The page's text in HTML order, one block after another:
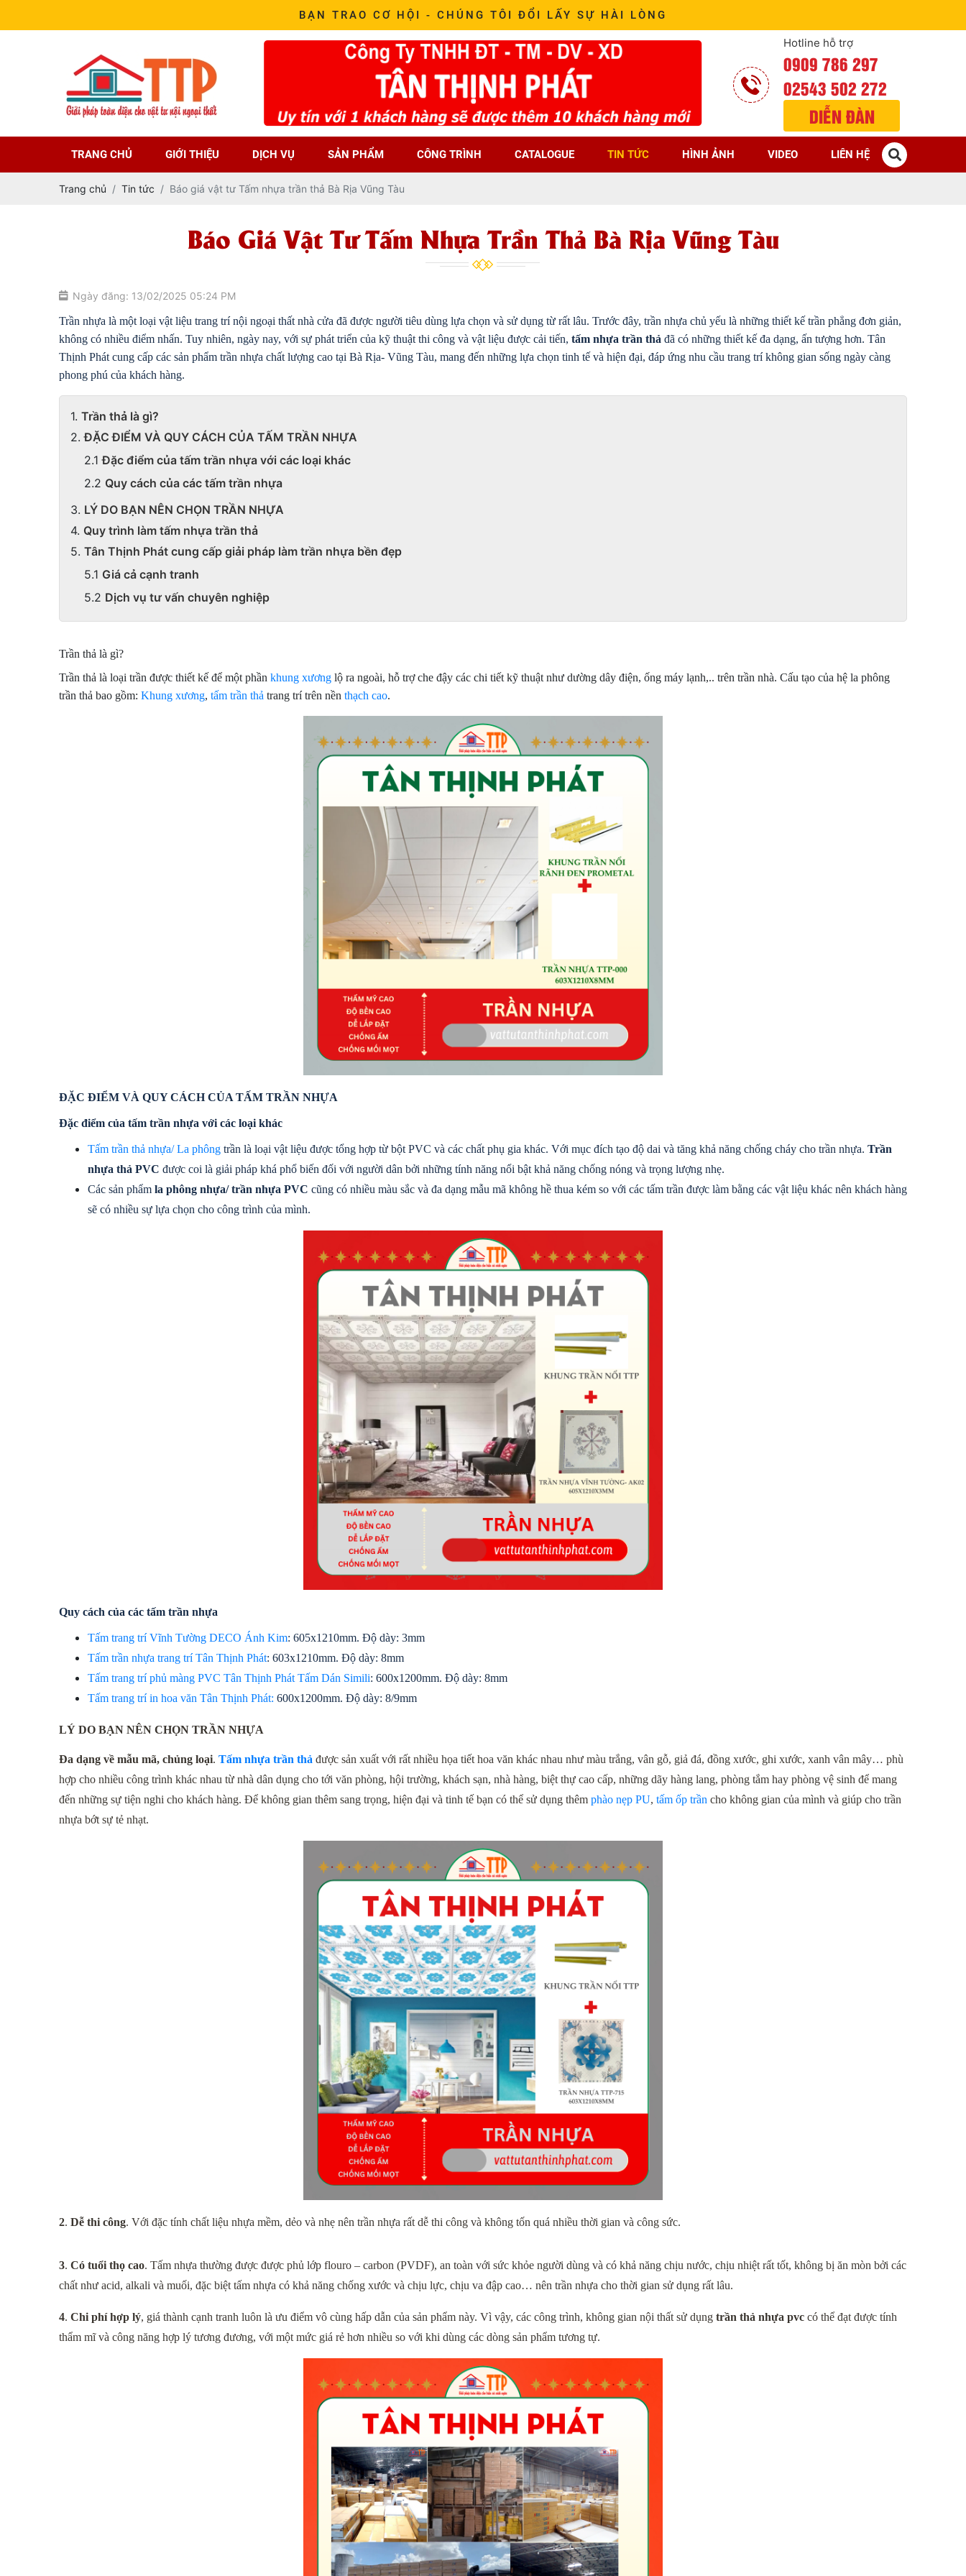
BẠN TRAO CƠ HỘI - CHÚNG TÔI ĐỔI LẤY SỰ HÀI LÒNG
Hotline hỗ trợ
0909 786 297
02543 502 272
DIỄN ĐÀN
TRANG CHỦ GIỚI THIỆU DỊCH VỤ SẢN PHẨM CÔNG TRÌNH CATALOGUE TIN TỨC HÌNH ẢNH VIDEO LIÊN HỆ
Trang chủ Tin tức Báo giá vật tư Tấm nhựa trần thả Bà Rịa Vũng Tàu
Báo Giá Vật Tư Tấm Nhựa Trần Thả Bà Rịa Vũng Tàu
Ngày đăng: 13/02/2025 05:24 PM
Trần nhựa là một loại vật liệu trang trí nội ngoại thất nhà cửa đã được người tiêu dùng lựa chọn và sử dụng từ rất lâu. Trước đây, trần nhựa chủ yếu là những thiết kế trần phẳng đơn giản,
không có nhiều điểm nhấn. Tuy nhiên, ngày nay, với sự phát triển của kỹ thuật thi công và vật liệu được cải tiến, tấm nhựa trần thả đã có những thiết kế đa dạng, ấn tượng hơn. Tân
Thịnh Phát cung cấp các sản phẩm trần nhựa chất lượng cao tại Bà Rịa- Vũng Tàu, mang đến những lựa chọn tinh tế và hiện đại, đáp ứng nhu cầu trang trí không gian sống ngày càng
phong phú của khách hàng.
Trần thả là gì?
ĐẶC ĐIỂM VÀ QUY CÁCH CỦA TẤM TRẦN NHỰA
Đặc điểm của tấm trần nhựa với các loại khác
Quy cách của các tấm trần nhựa
LÝ DO BẠN NÊN CHỌN TRẦN NHỰA
Quy trình làm tấm nhựa trần thả
Tân Thịnh Phát cung cấp giải pháp làm trần nhựa bền đẹp
Giá cả cạnh tranh
Dịch vụ tư vấn chuyên nghiệp
Trần thả là gì?
Trần thả là loại trần được thiết kế để một phần khung xương lộ ra ngoài, hỗ trợ che đậy các chi tiết kỹ thuật như dường dây điện, ống máy lạnh,.. trên trần nhà. Cấu tạo của hệ la phông
trần thả bao gồm: Khung xương, tấm trần thả trang trí trên nền thạch cao.
ĐẶC ĐIỂM VÀ QUY CÁCH CỦA TẤM TRẦN NHỰA
Đặc điểm của tấm trần nhựa với các loại khác
Tấm trần thả nhựa/ La phông trần là loại vật liệu được tổng hợp từ bột PVC và các chất phụ gia khác. Với mục đích tạo độ dai và tăng khả năng chống cháy cho trần nhựa. Trần
nhựa thả PVC được coi là giải pháp khá phổ biến đối với người dân bởi những tính năng nổi bật khả năng chống nóng và trọng lượng nhẹ.
Các sản phẩm la phông nhựa/ trần nhựa PVC cũng có nhiều màu sắc và đa dạng mẫu mã không hề thua kém so với các tấm trần được làm bằng các vật liệu khác nên khách hàng
sẽ có nhiều sự lựa chọn cho công trình của mình.
Quy cách của các tấm trần nhựa
Tấm trang trí Vĩnh Tường DECO Ánh Kim: 605x1210mm. Độ dày: 3mm
Tấm trần nhựa trang trí Tân Thịnh Phát: 603x1210mm. Độ dày: 8mm
Tấm trang trí phủ màng PVC Tân Thịnh Phát Tấm Dán Simili: 600x1200mm. Độ dày: 8mm
Tấm trang trí in hoa văn Tân Thịnh Phát: 600x1200mm. Độ dày: 8/9mm
LÝ DO BẠN NÊN CHỌN TRẦN NHỰA
Đa dạng về mẫu mã, chủng loại. Tấm nhựa trần thả được sản xuất với rất nhiều họa tiết hoa văn khác nhau như màu trắng, vân gỗ, giả đá, đồng xước, ghi xước, xanh vân mây… phù
hợp cho nhiều công trình khác nhau từ nhà dân dụng cho tới văn phòng, hội trường, khách sạn, nhà hàng, biệt thự cao cấp, những dãy hàng lang, phòng tắm hay phòng vệ sinh để mang
đến những sự tiện nghi cho khách hàng. Để không gian thêm sang trọng, hiện đại và tinh tế bạn có thể sử dụng thêm phào nẹp PU, tấm ốp trần cho không gian của mình và giúp cho trần
nhựa bớt sự tẻ nhạt.
2. Dễ thi công. Với đặc tính chất liệu nhựa mềm, dẻo và nhẹ nên trần nhựa rất dễ thi công và không tốn quá nhiều thời gian và công sức.
3. Có tuổi thọ cao. Tấm nhựa thường được được phủ lớp flouro – carbon (PVDF), an toàn với sức khỏe người dùng và có khả năng chịu nước, chịu nhiệt rất tốt, không bị ăn mòn bởi các
chất như acid, alkali và muối, đặc biệt tấm nhựa có khả năng chống xước và chịu lực, chịu va đập cao… nên trần nhựa cho thời gian sử dụng rất lâu.
4. Chi phí hợp lý, giá thành cạnh tranh luôn là ưu điểm vô cùng hấp dẫn của sản phẩm này. Vì vậy, các công trình, không gian nội thất sử dụng trần thả nhựa pvc có thể đạt được tính
thẩm mĩ và công năng hợp lý tương đương, với một mức giá rẻ hơn nhiều so với khi dùng các dòng sản phẩm tương tự.